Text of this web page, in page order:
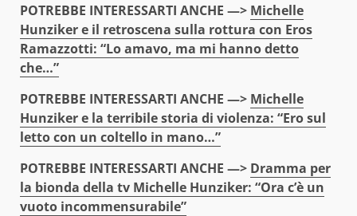
POTREBBE INTERESSARTI ANCHE —> Michelle
Hunziker e il retroscena sulla rottura con Eros
Ramazzotti: “Lo amavo, ma mi hanno detto
che…”
POTREBBE INTERESSARTI ANCHE —> Michelle
Hunziker e la terribile storia di violenza: “Ero sul
letto con un coltello in mano…”
POTREBBE INTERESSARTI ANCHE —> Dramma per
la bionda della tv Michelle Hunziker: “Ora c’è un
vuoto incommensurabile”